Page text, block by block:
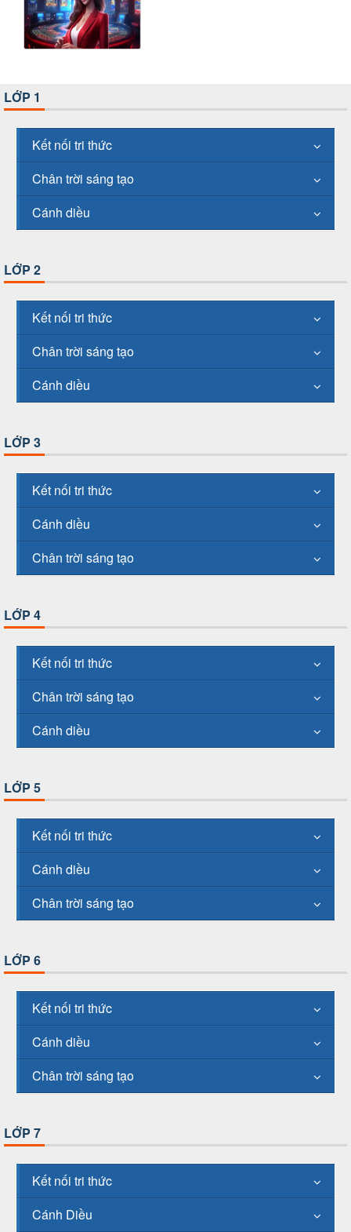
LỚP 1
Kết nối tri thức
Chân trời sáng tạo
Cánh diều
LỚP 2
Kết nối tri thức
Chân trời sáng tạo
Cánh diều
LỚP 3
Kết nối tri thức
Cánh diều
Chân trời sáng tạo
LỚP 4
Kết nối tri thức
Chân trời sáng tạo
Cánh diều
LỚP 5
Kết nối tri thức
Cánh diều
Chân trời sáng tạo
LỚP 6
Kết nối tri thức
Cánh diều
Chân trời sáng tạo
LỚP 7
Kết nối tri thức
Cánh Diều